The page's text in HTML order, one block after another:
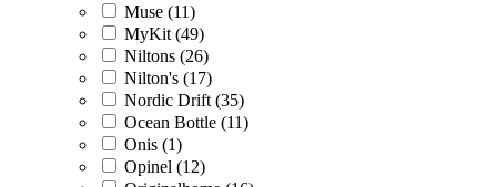
Muse (11)
MyKit (49)
Niltons (26)
Nilton's (17)
Nordic Drift (35)
Ocean Bottle (11)
Onis (1)
Opinel (12)